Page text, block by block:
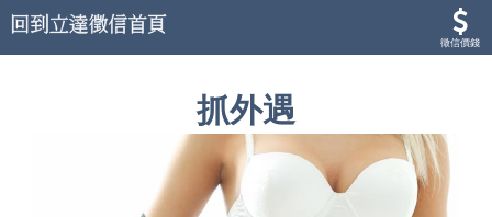
徵信價錢
抓外遇